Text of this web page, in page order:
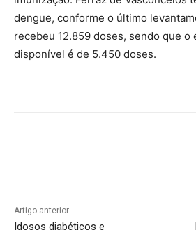
dengue, conforme o último
recebeu 12.859 doses, sendo que o
disponível é de 5.450 doses.
Artigo anterior
Idosos diabéticos e